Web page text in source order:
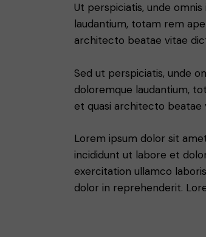
Ut perspiciatis, unde
laudantium, totam rem
architecto beatae vitae
Sed ut perspiciatis, unde
doloremque laudantium,
et quasi architecto beatae
Lorem ipsum dolor sit
incididunt ut labore et
exercitation ullamco
dolor in reprehenderit.